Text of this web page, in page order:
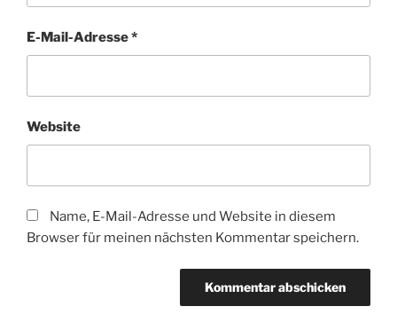
E-Mail-Adresse*
Website
Name, E-Mail-Adresse und Website in diesem
Browser für meinen nächsten Kommentar speichern.